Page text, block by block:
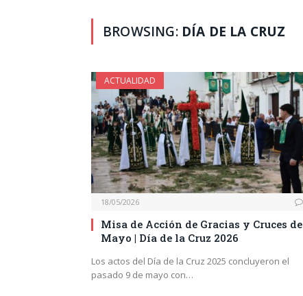
BROWSING: DÍA DE LA CRUZ
ACTUALIDAD
18/05/2026
Misa de Acción de Gracias y Cruces de
Mayo | Día de la Cruz 2026
Los actos del Día de la Cruz 2025 concluyeron el
pasado 9 de mayo con…